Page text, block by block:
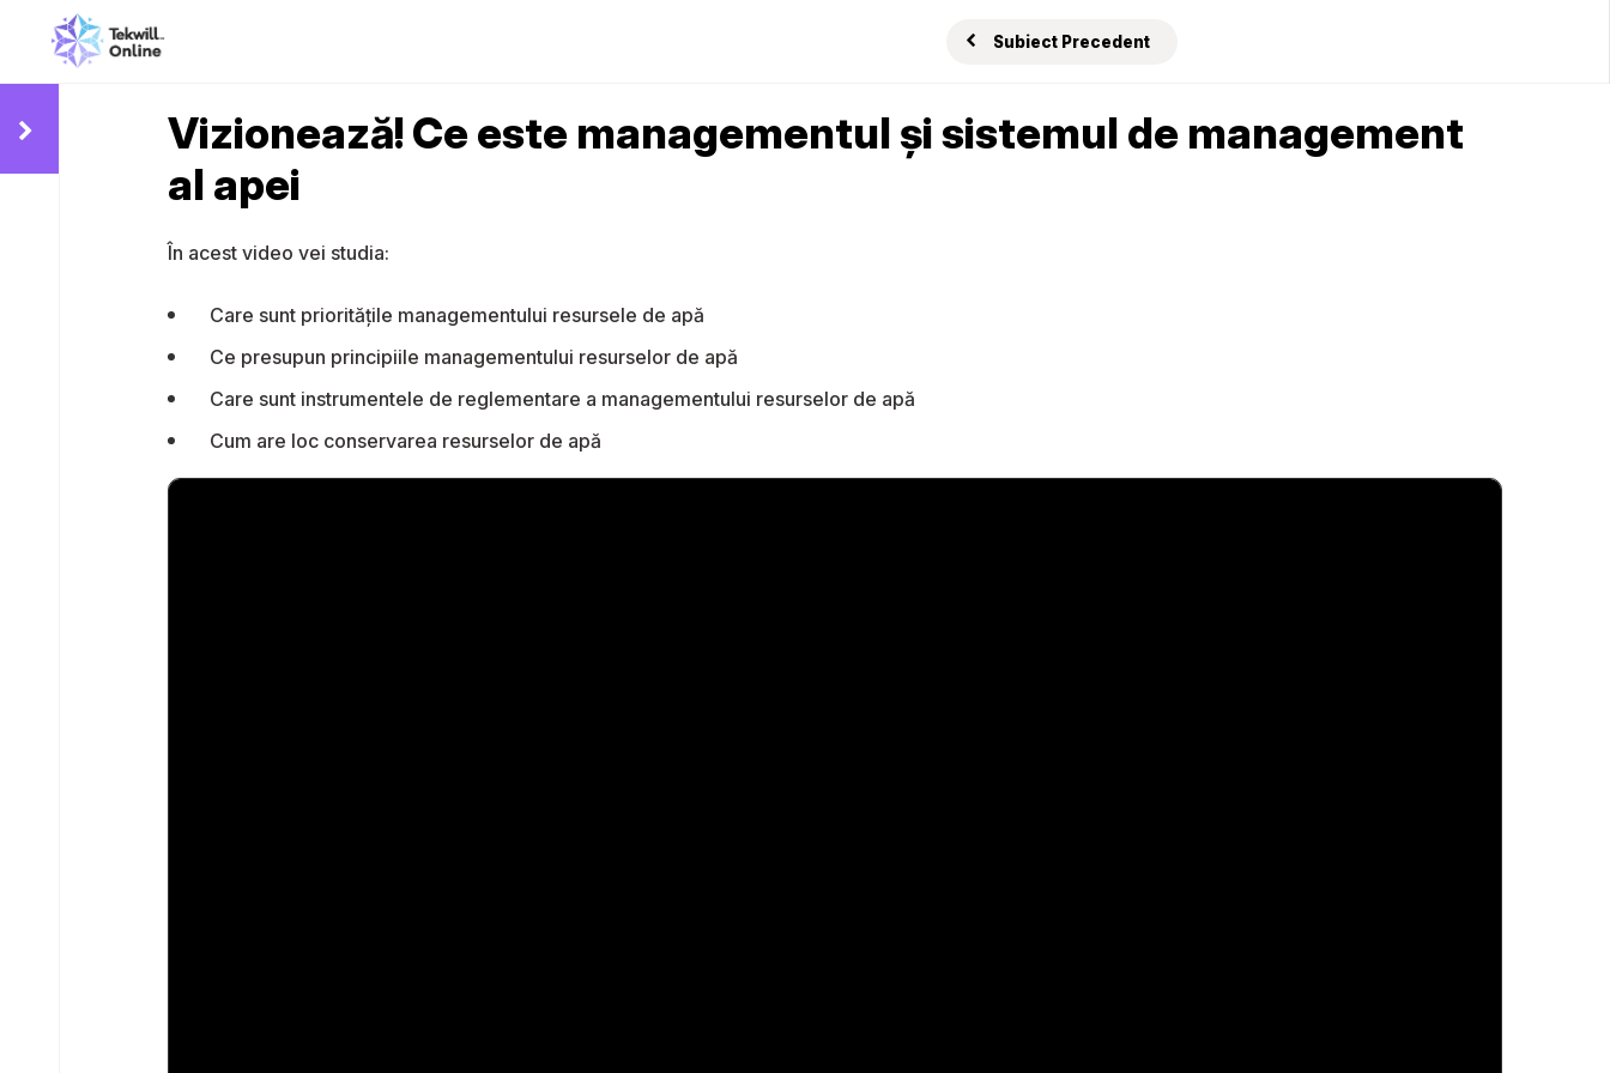
Subiect Precedent
Vizionează! Ce este managementul și sistemul de management
al apei
În acest video vei studia:
Care sunt prioritățile managementului resursele de apă
Ce presupun principiile managementului resurselor de apă
Care sunt instrumentele de reglementare a managementului resurselor de apă
Cum are loc conservarea resurselor de apă